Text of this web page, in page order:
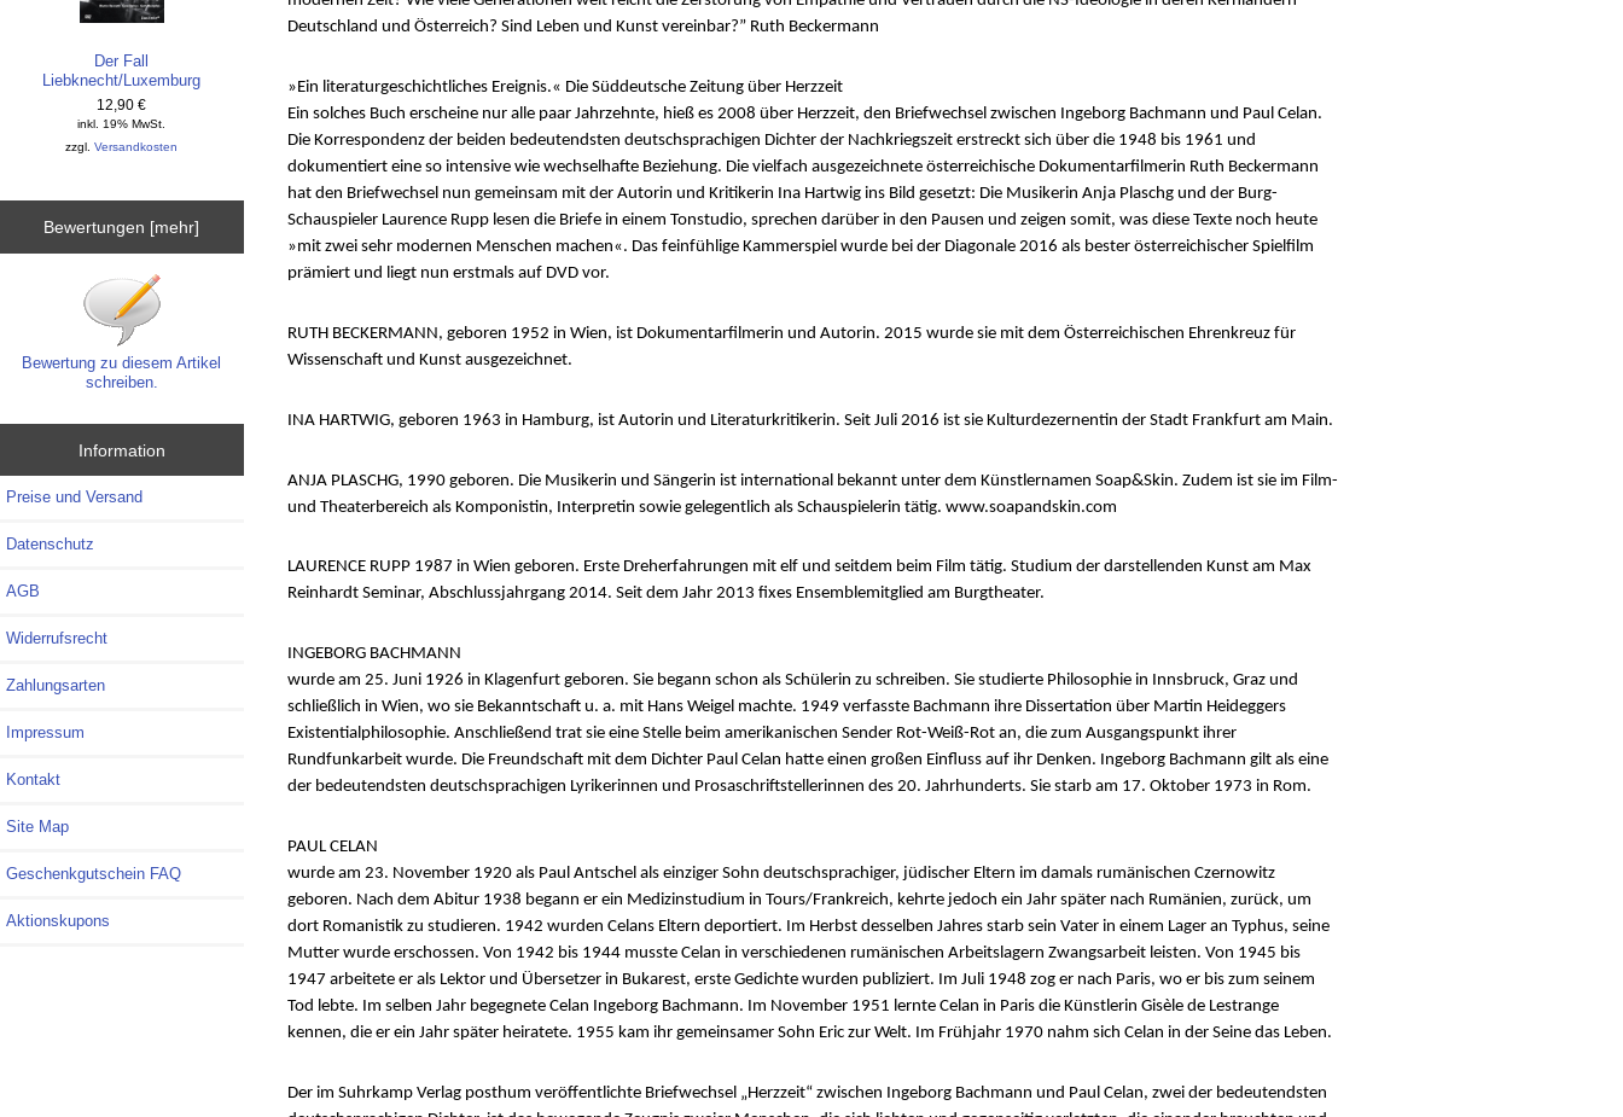
Der Fall
Liebknecht/Luxemburg
12,90 €
inkl. 19% MwSt.
zzgl.Versandkosten
Bewertungen [mehr]
Bewertung zu diesem Artikel
schreiben.
Information
Preise und Versand
Datenschutz
AGB
Widerrufsrecht
Zahlungsarten
Impressum
Kontakt
Site Map
Geschenkgutschein FAQ
Aktionskupons
Deutschland und Österreich? Sind Leben und Kunst vereinbar?” Ruth Beckermann
»Ein literaturgeschichtliches Ereignis.« Die Süddeutsche Zeitung über Herzzeit
Ein solches Buch erscheine nur alle paar Jahrzehnte, hieß es 2008 über Herzzeit, den Briefwechsel zwischen Ingeborg Bachmann und Paul Celan.
Die Korrespondenz der beiden bedeutendsten deutschsprachigen Dichter der Nachkriegszeit erstreckt sich über die 1948 bis 1961 und
dokumentiert eine so intensive wie wechselhafte Beziehung. Die vielfach ausgezeichnete österreichische Dokumentarfilmerin Ruth Beckermann
hat den Briefwechsel nun gemeinsam mit der Autorin und Kritikerin Ina Hartwig ins Bild gesetzt: Die Musikerin Anja Plaschg und der Burg-
Schauspieler Laurence Rupp lesen die Briefe in einem Tonstudio, sprechen darüber in den Pausen und zeigen somit, was diese Texte noch heute
»mit zwei sehr modernen Menschen machen«. Das feinfühlige Kammerspiel wurde bei der Diagonale 2016 als bester österreichischer Spielfilm
prämiert und liegt nun erstmals auf DVD vor.
RUTH BECKERMANN, geboren 1952 in Wien, ist Dokumentarfilmerin und Autorin. 2015 wurde sie mit dem Österreichischen Ehrenkreuz für
Wissenschaft und Kunst ausgezeichnet.
INA HARTWIG, geboren 1963 in Hamburg, ist Autorin und Literaturkritikerin. Seit Juli 2016 ist sie Kulturdezernentin der Stadt Frankfurt am Main.
ANJA PLASCHG, 1990 geboren. Die Musikerin und Sängerin ist international bekannt unter dem Künstlernamen Soap&Skin. Zudem ist sie im Film-
und Theaterbereich als Komponistin, Interpretin sowie gelegentlich als Schauspielerin tätig. www.soapandskin.com
LAURENCE RUPP 1987 in Wien geboren. Erste Dreherfahrungen mit elf und seitdem beim Film tätig. Studium der darstellenden Kunst am Max
Reinhardt Seminar, Abschlussjahrgang 2014. Seit dem Jahr 2013 fixes Ensemblemitglied am Burgtheater.
INGEBORG BACHMANN
wurde am 25. Juni 1926 in Klagenfurt geboren. Sie begann schon als Schülerin zu schreiben. Sie studierte Philosophie in Innsbruck, Graz und
schließlich in Wien, wo sie Bekanntschaft u. a. mit Hans Weigel machte. 1949 verfasste Bachmann ihre Dissertation über Martin Heideggers
Existentialphilosophie. Anschließend trat sie eine Stelle beim amerikanischen Sender Rot-Weiß-Rot an, die zum Ausgangspunkt ihrer
Rundfunkarbeit wurde. Die Freundschaft mit dem Dichter Paul Celan hatte einen großen Einfluss auf ihr Denken. Ingeborg Bachmann gilt als eine
der bedeutendsten deutschsprachigen Lyrikerinnen und Prosaschriftstellerinnen des 20. Jahrhunderts. Sie starb am 17. Oktober 1973 in Rom.
PAUL CELAN
wurde am 23. November 1920 als Paul Antschel als einziger Sohn deutschsprachiger, jüdischer Eltern im damals rumänischen Czernowitz
geboren. Nach dem Abitur 1938 begann er ein Medizinstudium in Tours/Frankreich, kehrte jedoch ein Jahr später nach Rumänien, zurück, um
dort Romanistik zu studieren. 1942 wurden Celans Eltern deportiert. Im Herbst desselben Jahres starb sein Vater in einem Lager an Typhus, seine
Mutter wurde erschossen. Von 1942 bis 1944 musste Celan in verschiedenen rumänischen Arbeitslagern Zwangsarbeit leisten. Von 1945 bis
1947 arbeitete er als Lektor und Übersetzer in Bukarest, erste Gedichte wurden publiziert. Im Juli 1948 zog er nach Paris, wo er bis zum seinem
Tod lebte. Im selben Jahr begegnete Celan Ingeborg Bachmann. Im November 1951 lernte Celan in Paris die Künstlerin Gisèle de Lestrange
kennen, die er ein Jahr später heiratete. 1955 kam ihr gemeinsamer Sohn Eric zur Welt. Im Frühjahr 1970 nahm sich Celan in der Seine das Leben.
Der im Suhrkamp Verlag posthum veröffentlichte Briefwechsel „Herzzeit“ zwischen Ingeborg Bachmann und Paul Celan, zwei der bedeutendsten